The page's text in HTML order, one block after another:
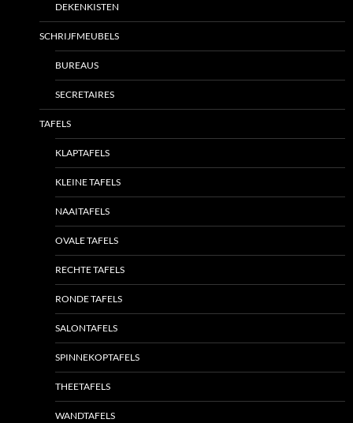
DEKENKISTEN
SCHRIJFMEUBELS
BUREAUS
SECRETAIRES
TAFELS
KLAPTAFELS
KLEINE TAFELS
NAAITAFELS
OVALE TAFELS
RECHTE TAFELS
RONDE TAFELS
SALONTAFELS
SPINNEKOPTAFELS
THEETAFELS
WANDTAFELS